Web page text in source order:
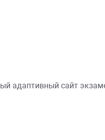
адаптивный сайт
Все